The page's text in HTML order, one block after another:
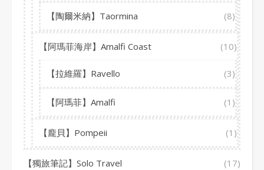
【陶爾米納】Taormina (8)
【阿瑪菲海岸】Amalfi Coast (10)
【拉維羅】Ravello (3)
【阿瑪菲】Amalfi (1)
【龐貝】Pompeii (1)
【獨旅筆記】Solo Travel (17)